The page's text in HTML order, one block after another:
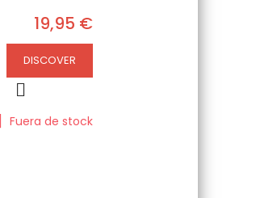
19,95 €
DISCOVER
Fuera de stock